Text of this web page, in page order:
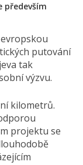
především
putování
tak
výzvu.
kilometrů.
projektu se